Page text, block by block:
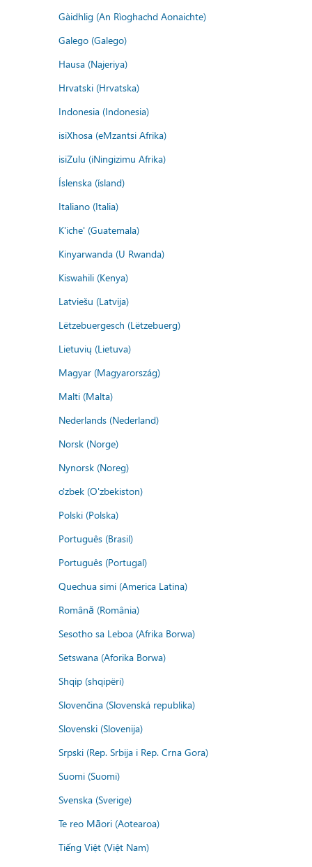
Gàidhlig (An Rìoghachd Aonaichte)
Galego (Galego)
Hausa (Najeriya)
Hrvatski (Hrvatska)
Indonesia (Indonesia)
isiXhosa (eMzantsi Afrika)
isiZulu (iNingizimu Afrika)
Íslenska (ísland)
Italiano (Italia)
K'iche' (Guatemala)
Kinyarwanda (U Rwanda)
Kiswahili (Kenya)
Latviešu (Latvija)
Lëtzebuergesch (Lëtzebuerg)
Lietuvių (Lietuva)
Magyar (Magyarország)
Malti (Malta)
Nederlands (Nederland)
Norsk (Norge)
Nynorsk (Noreg)
o'zbek (O'zbekiston)
Polski (Polska)
Português (Brasil)
Português (Portugal)
Quechua simi (America Latina)
Română (România)
Sesotho sa Leboa (Afrika Borwa)
Setswana (Aforika Borwa)
Shqip (shqipëri)
Slovenčina (Slovenská republika)
Slovenski (Slovenija)
Srpski (Rep. Srbija i Rep. Crna Gora)
Suomi (Suomi)
Svenska (Sverige)
Te reo Māori (Aotearoa)
Tiếng Việt (Việt Nam)